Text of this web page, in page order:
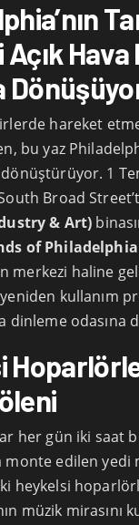
Hava
hareket
bu yaz
1
Broad
& Art)
of Philadelphia
merkezi haline
kullanım
dinleme odasına
her gün iki saat
monte edilen yedi
heykelsi
müzik mirasını